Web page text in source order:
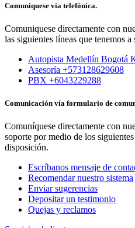
Comuniquese vía telefónica.
Comuniquese directamente con
las siguientes líneas que tenemos
Autopista Medellín Bogotá
Asesoría +573128629608
PBX +6043229288
Comunicación vía formulario de
Comuníquese directamente con
soporte por medio de los
disposición.
Escríbanos mensaje de
Recomendar nuestro sistema
Enviar sugerencias
Depositar un testimonio
Quejas y reclamos